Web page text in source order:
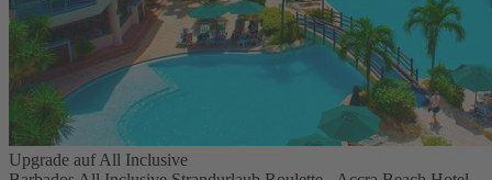
Upgrade auf All Inclusive